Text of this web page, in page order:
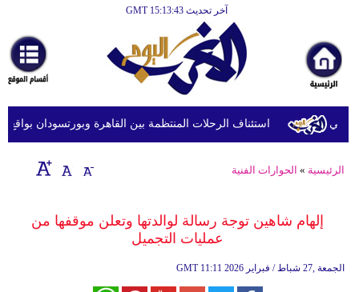
آخر تحديث GMT 15:13:43
أخبارعاجلة
رياضة
ثقافة
إقتصاد
وموسيقى
استئناف الرحلات المنتظمة بين القاهرة وبورتسودان بواقع 5 رحلات أسبوعيا
الرئيسية » الحوارات الفنية
إلهام شاهين توجة رسالة لوالدتها وتعلن موقفها من
عمليات التجميل
GMT 11:11 2026 الجمعة ,27 شباط / فبراير